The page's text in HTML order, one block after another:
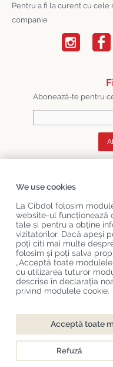
Pentru a fi la curent cu
companie
Abonează-te pentru
Categorii De Produse
Serviciu Relații Cu
Ultimele Postări Pe
We use cookies
La Cibdol folosim
website-ul funcționează
tale și pentru a obține
vizitatorilor. Dacă apeși
poți citi mai multe
folosim și poți salva
„Acceptă toate
cu utilizarea tuturor
descrise în declarația
privind modulele cookie.
Acceptă toate
Refuză
Copyright
Cibdol bv
, Handelsweg